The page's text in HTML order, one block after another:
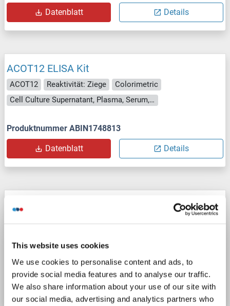
This website uses cookies
We use cookies to personalise content and ads, to
provide social media features and to analyse our traffic.
We also share information about your use of our site with
our social media, advertising and analytics partners who
Datenblatt Details
ACOT12 ELISA Kit
ACOT12 Reaktivität: Ziege
Colorimetric
Cell Culture Supernatant, Plasma, Serum, Tissue Homogenate
Produktnummer ABIN1748813
Datenblatt Details
ACOT12 ELISA Kit
Produktnummer ABIN1745149
Datenblatt Details